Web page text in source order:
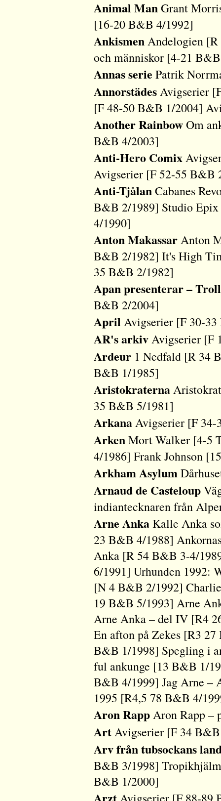
Animal ManGrant
[16-20 B&B 4/1992]
AnkismenAndelogien
och människor [4-21
Annas serie Patrik
AnnorstädesAvigserier
[F 48-50 B&B 1/2004]
Another RainbowOm
B&B 4/2003]
Anti-Hero Comix
Avigserier [F 52-55 B&B
Anti-TjålanCabanes
B&B 2/1989] Studio
4/1990]
Anton MakassarAnton
B&B 2/1982] It's High
35 B&B 2/1982]
Apan presenterar –
B&B 2/2004]
April Avigserier [F 30-
AR's arkivAvigserier [F
Ardeur 1 Nedfald [R 34
B&B 1/1985]
Aristokraterna
35 B&B 5/1981]
ArkanaAvigserier [F
ArkenMort Walker [4-5
4/1986] Frank Johnson
Arkham Asylum
Arnaud de Casteloup
indiantecknaren från
Arne Anka Kalle Anka
23 B&B 4/1988]
Anka [R 54 B&B 3-4/
6/1991] Urhunden 1992:
[N 4 B&B 2/1992]
19 B&B 5/1993] Arne
Arne Anka – del IV [R4
En afton på Zekes [R3
B&B 1/1998] Spegling i
ful ankunge [13 B&B 1/
B&B 4/1999] Jag Arne –
1995 [R4,5 78 B&B 4/
Aron RappAron Rapp –
ArtAvigserier [F 34
Arv från tubsockans
B&B 3/1998]
B&B 1/2000]